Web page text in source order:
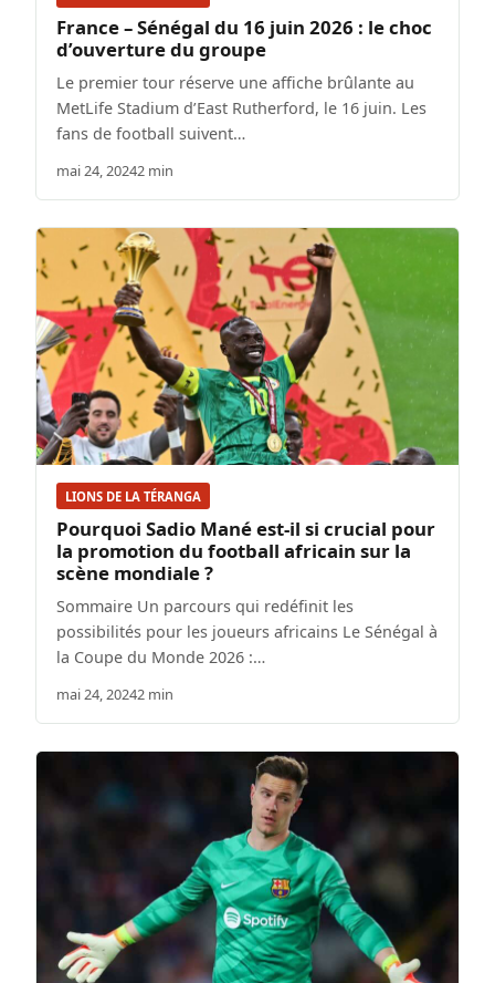
France – Sénégal du 16 juin 2026 : le choc
d’ouverture du groupe
Le premier tour réserve une affiche brûlante au
MetLife Stadium d’East Rutherford, le 16 juin. Les
fans de football suivent…
mai 24, 20242 min
LIONS DE LA TÉRANGA
Pourquoi Sadio Mané est-il si crucial pour
la promotion du football africain sur la
scène mondiale ?
Sommaire Un parcours qui redéfinit les
possibilités pour les joueurs africains Le Sénégal à
la Coupe du Monde 2026 :…
mai 24, 20242 min